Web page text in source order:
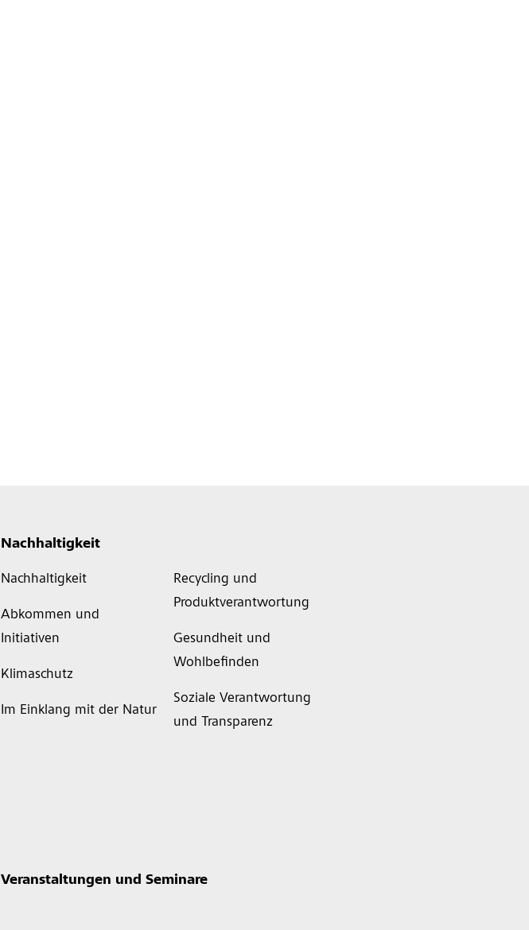
Nachhaltigkeit
Nachhaltigkeit
Abkommen und
Initiativen
Klimaschutz
Im Einklang mit der Natur
Recycling und
Produktverantwortung
Gesundheit und
Wohlbefinden
Soziale Verantwortung
und Transparenz
Veranstaltungen und Seminare